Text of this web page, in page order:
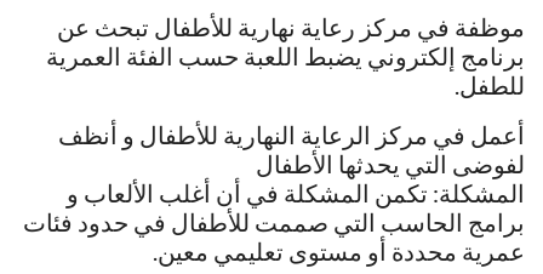
موظفة في مركز رعاية نهارية للأطفال تبحث عن
برنامج إلكتروني يضبط اللعبة حسب الفئة العمرية
للطفل.
أعمل في مركز الرعاية النهارية للأطفال و أنظف
لفوضى التي يحدثها الأطفال
المشكلة: تكمن المشكلة في أن أغلب الألعاب و
برامج الحاسب التي صممت للأطفال في حدود فئات
عمرية محددة أو مستوى تعليمي معين.